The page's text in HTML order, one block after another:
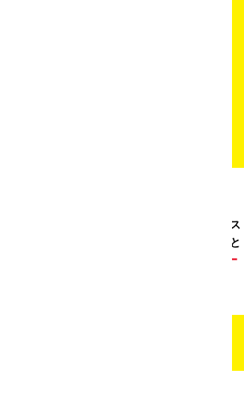
。ガソリンス
タンドや整備工場の既存インフラを活用すること
リー